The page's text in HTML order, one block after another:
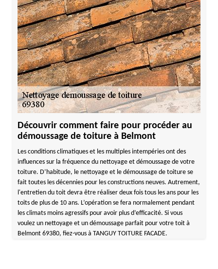
Découvrir comment faire pour procéder au
démoussage de toiture à Belmont
Les conditions climatiques et les multiples intempéries ont des
influences sur la fréquence du nettoyage et démoussage de votre
toiture. D’habitude, le nettoyage et le démoussage de toiture se
fait toutes les décennies pour les constructions neuves. Autrement,
l'entretien du toit devra être réaliser deux fois tous les ans pour les
toits de plus de 10 ans. L’opération se fera normalement pendant
les climats moins agressifs pour avoir plus d’efficacité. Si vous
voulez un nettoyage et un démoussage parfait pour votre toit à
Belmont 69380, fiez-vous à TANGUY TOITURE FACADE.